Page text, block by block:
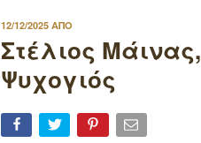
ΔΗΜΟΣΙΕΥΤΗΚΕ
12/12/2025 ΑΠΟ
Στέλιος
Ψυχογιός